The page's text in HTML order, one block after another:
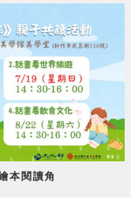
本閱讀角